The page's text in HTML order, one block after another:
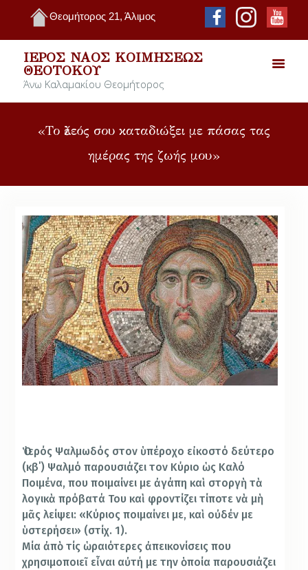
Θεομήτορος 21, Άλιμος
ΙΕΡΌΣ ΝΑΌΣ ΚΟΙΜΉΣΕΩΣ
ΘΕΟΤΌΚΟΥ
Άνω Καλαμακίου Θεομήτορος
«Το ἔλεός σου καταδιώξει με πάσας τας
ημέρας της ζωής μου»
Ὁ ἱερός Ψαλμωδός στον ὑπέροχο εἰ­κοστό δεύτερο
(κβ΄) Ψαλμό παρου­σιάζει τον Κύριο ὡς Καλό
Ποιμένα, που ποιμαίνει με ἀγάπη καὶ στοργὴ τὰ
λογικὰ πρόβατά Του καὶ φροντίζει τίποτε νὰ μὴ
μᾶς λείψει: «Κύριος ποιμαίνει με, καὶ οὐδέν με
ὑστερήσει» (στίχ. 1).
Μία ἀπὸ τίς ὡραιότερες ἀπεικονίσεις που
χρησιμοποιεῖ εἶναι αὐτή με την ὁποία παρουσιάζει